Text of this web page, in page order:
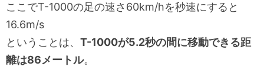
ここでT-1000の足の速さ60km/hを秒速にすると
16.6m/s
ということは、 T-1000が5.2秒の間に移動できる距
離は86メートル。